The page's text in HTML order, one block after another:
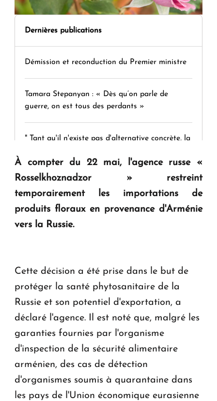
Dernières publications
Démission et reconduction du Premier ministre
Tamara Stepanyan : « Dès qu’on parle de
guerre, on est tous des perdants »
" Tant qu'il n'existe pas d'alternative concrète, la
KASA : 30 ans d'audace, de résilience et d'avenir
en Arménie
Le premier hôtel Hyatt Regency d'Arménie
À compter du 22 mai, l'agence russe «
Rosselkhoznadzor » restreint
temporairement les importations de
produits floraux en provenance d'Arménie
vers la Russie.
Cette décision a été prise dans le but de
protéger la santé phytosanitaire de la
Russie et son potentiel d'exportation, a
déclaré l'agence. Il est noté que, malgré les
garanties fournies par l'organisme
d'inspection de la sécurité alimentaire
arménien, des cas de détection
d'organismes soumis à quarantaine dans
les pays de l'Union économique eurasienne